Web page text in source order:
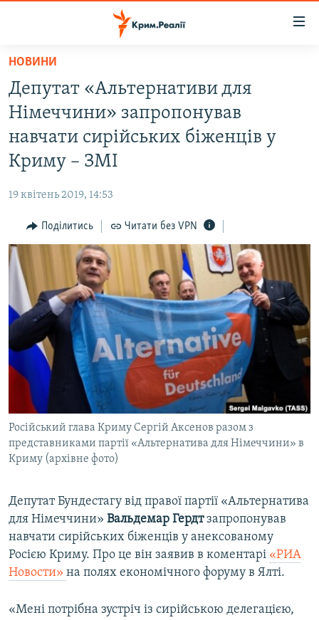
Перейти
основного
матеріалу
до
основної
Перейти
пошуку
ВОДА.КРИМ
ПОЛІТИКА
ІНТЕРВ'Ю
ВСЕ ЗА ДЕНЬ
СПЕЦПРОЕКТИ
ДЕПОРТАЦІЯ
ВІДЕОУРОКИ «ELIFBE»
СВІДЧЕННЯ ОКУПАЦІЇ
УКРАЇНСЬКА ПРОБЛЕМА КРИМУ
ІНФОГРАФІКА
ЯК ОБІЙТИ БЛОКУВАННЯ
Русский
Qırımtatar
ДОЛУЧАЙСЯ!
НОВИНИ
Депутат «Альтернативи для
Німеччини» запропонував
навчати сирійських біженців у
Криму – ЗМІ
19 квітень 2019, 14:53
Поділитись Читати без VPN
Російський глава Криму Сергій Аксенов разом з
представниками партії «Альтернатива для Німеччини» в
Криму (архівне фото)
Депутат Бундестагу від правої партії «Альтернатива
для Німеччини» Вальдемар Гердтзапропонував
навчати сирійських біженців у анексованому
Росією Криму. Про це він заявив в коментарі «РИА
Новости» на полях економічного форуму в Ялті.
«Мені потрібна зустріч із сирійською делегацією,